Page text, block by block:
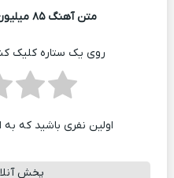
متن آهنگ ۸۵ میلیون نفر عباس یدالله زاده
روی یک ستاره کلیک
اولین نفری باشید که
پخش